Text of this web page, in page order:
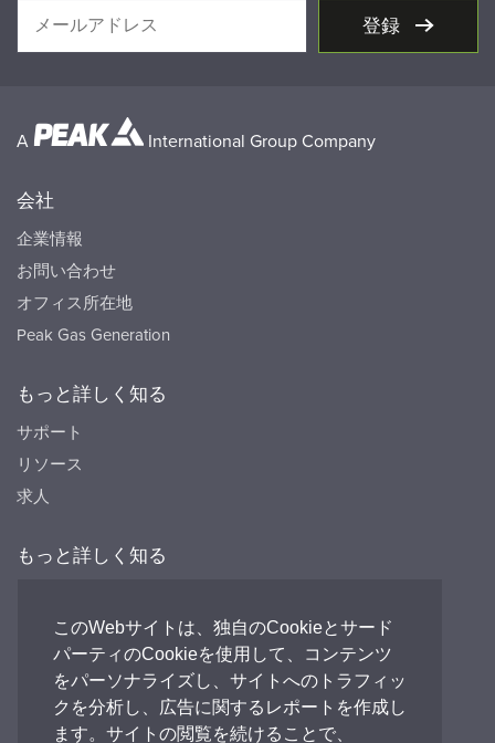
このWebサイトは、独自のCookieとサード
パーティのCookieを使用して、コンテンツ
をパーソナライズし、サイトへのトラフィッ
クを分析し、広告に関するレポートを作成し
ます。サイトの閲覧を続けることで、
登録
A International Group Company
会社
企業情報
お問い合わせ
オフィス所在地
Peak Gas Generation
もっと詳しく知る
サポート
リソース
求人
もっと詳しく知る
Peak HQ tel:+44 141 812 8100
PEAK Japan tel:+81 (0)3-6825-4525